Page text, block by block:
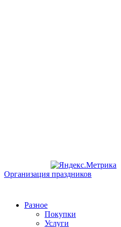
Организация праздников
Разное
Покупки
Услуги